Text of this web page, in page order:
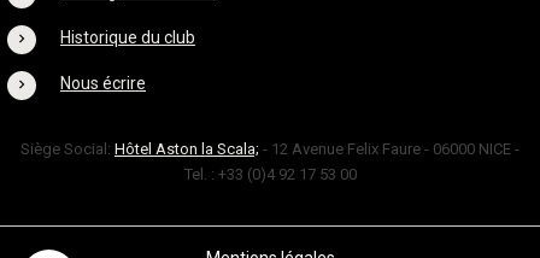
Historique du club
Nous écrire
Siège Social: Hôtel Aston la Scala; - 12 Avenue Felix Faure - 06000 NICE -
Tel. : +33 (0)4 92 17 53 00